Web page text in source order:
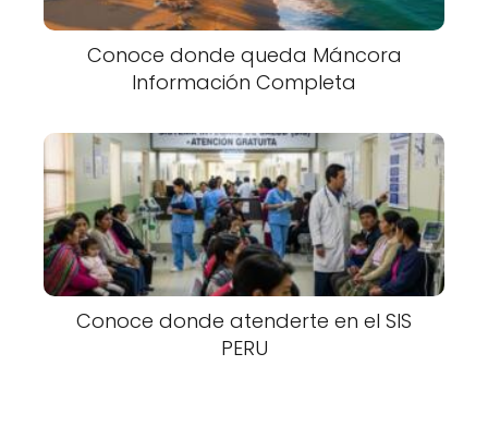
Conoce donde queda Máncora
Información Completa
Conoce donde atenderte en el SIS
PERU